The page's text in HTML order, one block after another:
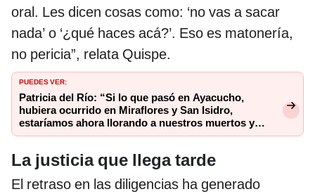
oral. Les dicen cosas como: ‘no vas a sacar
nada’ o ‘¿qué haces acá?’. Eso es matonería,
no pericia”, relata Quispe.
PUEDES VER:
Patricia del Río: “Si lo que pasó en Ayacucho,
hubiera ocurrido en Miraflores y San Isidro,
estaríamos ahora llorando a nuestros muertos y
haciendo marchas”
La justicia que llega tarde
El retraso en las diligencias ha generado